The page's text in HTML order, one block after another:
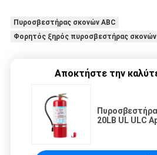
Πυροσβεστήρας σκονών ABC
Φορητός ξηρός πυροσβεστήρας σκονών
Αποκτήστε την
20LB UL ULC